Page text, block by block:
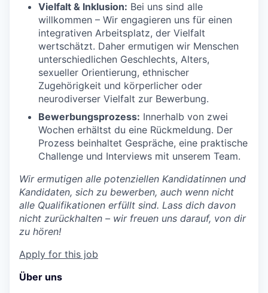
Vielfalt & Inklusion: Bei uns sind alle
willkommen – Wir engagieren uns für einen
integrativen Arbeitsplatz, der Vielfalt
wertschätzt. Daher ermutigen wir Menschen
unterschiedlichen Geschlechts, Alters,
sexueller Orientierung, ethnischer
Zugehörigkeit und körperlicher oder
neurodiverser Vielfalt zur Bewerbung.
Bewerbungsprozess: Innerhalb von zwei
Wochen erhältst du eine Rückmeldung. Der
Prozess beinhaltet Gespräche, eine praktische
Challenge und Interviews mit unserem Team.
Wir ermutigen alle potenziellen Kandidatinnen und
Kandidaten, sich zu bewerben, auch wenn nicht
alle Qualifikationen erfüllt sind. Lass dich davon
nicht zurückhalten – wir freuen uns darauf, von dir
zu hören!
Apply for this job
Über uns